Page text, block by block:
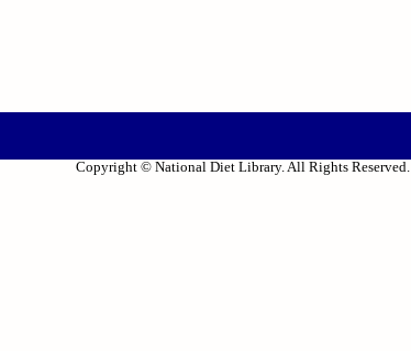
Copyright © National Diet Library. All Rights Reserved.